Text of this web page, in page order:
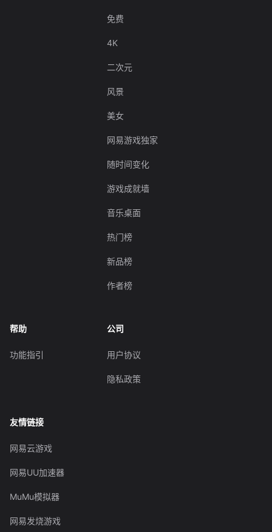
免费
4K
二次元
风景
美女
网易游戏独家
随时间变化
游戏成就墙
音乐桌面
热门榜
新品榜
作者榜
帮助
功能指引
公司
用户协议
隐私政策
友情链接
网易云游戏
网易UU加速器
MuMu模拟器
网易发烧游戏